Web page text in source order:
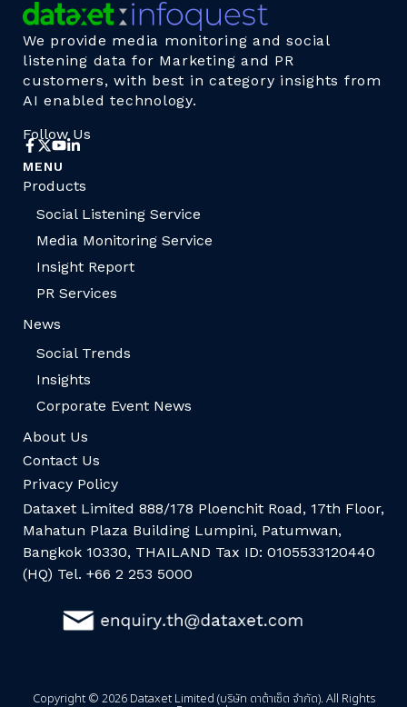
We provide media monitoring and social
listening data for Marketing and PR
customers, with best in category insights from
AI enabled technology.
Follow Us
MENU
Products
Social Listening Service
Media Monitoring Service
Insight Report
PR Services
News
Social Trends
Insights
Corporate Event News
About Us
Contact Us
Privacy Policy
Dataxet Limited 888/178 Ploenchit Road, 17th Floor,
Mahatun Plaza Building Lumpini, Patumwan,
Bangkok 10330, THAILAND Tax ID: 0105533120440
(HQ) Tel. +66 2 253 5000
Copyright © 2026 Dataxet Limited (บริษัท ดาต้าเซ็ต จำกัด). All Rights